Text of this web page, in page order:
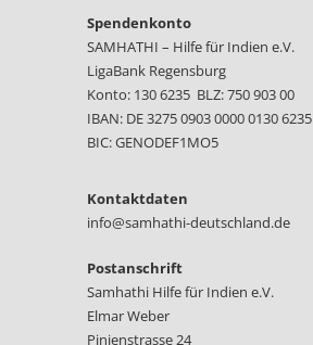
Spendenkonto
SAMHATHI – Hilfe für Indien e.V.
LigaBank Regensburg
Konto: 130 6235 BLZ: 750 903 00
IBAN: DE 3275 0903 0000 0130 6235
BIC: GENODEF1MO5
Kontaktdaten
info@samhathi-deutschland.de
Postanschrift
Samhathi Hilfe für Indien e.V.
Elmar Weber
Pinienstrasse 24